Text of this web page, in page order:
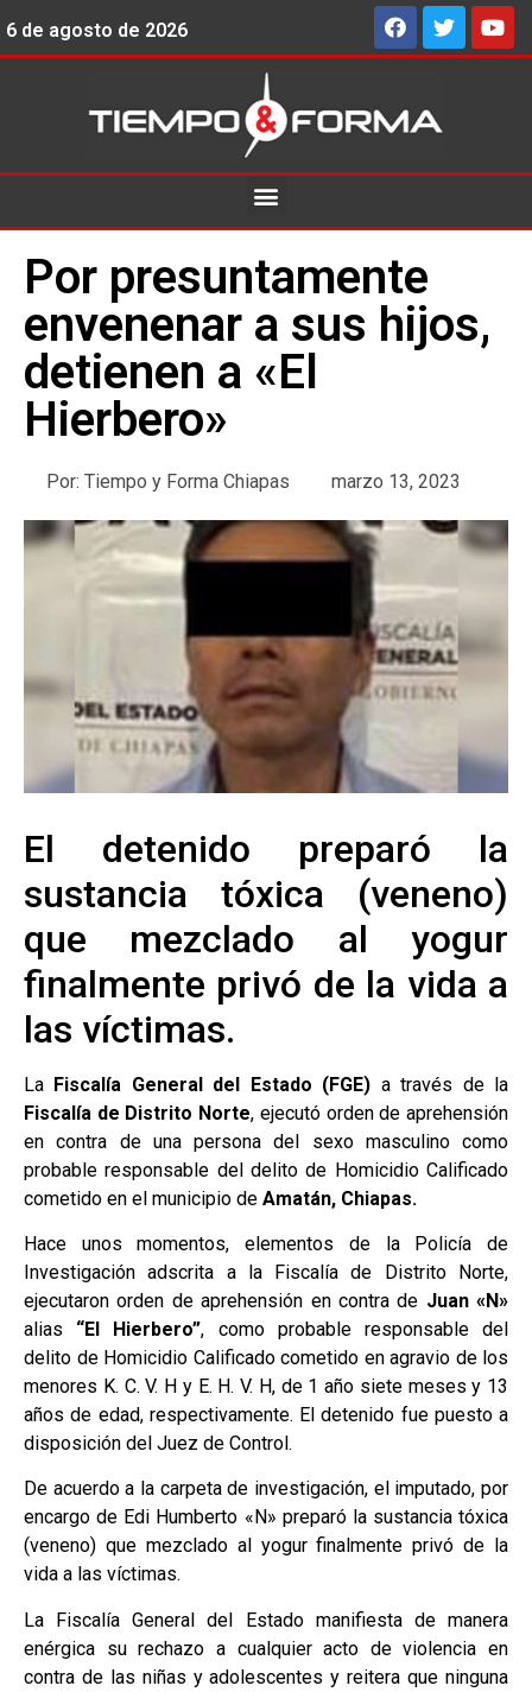
6 de agosto de 2026
Por presuntamente
envenenar a sus hijos,
detienen a «El
Hierbero»
Por: Tiempo y Forma Chiapas marzo 13, 2023
El detenido preparó la
sustancia tóxica (veneno)
que mezclado al yogur
finalmente privó de la vida a
las víctimas.
La Fiscalía General del Estado (FGE) a través de la
Fiscalía de Distrito Norte, ejecutó orden de aprehensión
en contra de una persona del sexo masculino como
probable responsable del delito de Homicidio Calificado
cometido en el municipio de Amatán, Chiapas.
Hace unos momentos, elementos de la Policía de
Investigación adscrita a la Fiscalía de Distrito Norte,
ejecutaron orden de aprehensión en contra de Juan «N»
alias “El Hierbero”, como probable responsable del
delito de Homicidio Calificado cometido en agravio de los
menores K. C. V. H y E. H. V. H, de 1 año siete meses y 13
años de edad, respectivamente. El detenido fue puesto a
disposición del Juez de Control.
De acuerdo a la carpeta de investigación, el imputado, por
encargo de Edi Humberto «N» preparó la sustancia tóxica
(veneno) que mezclado al yogur finalmente privó de la
vida a las víctimas.
La Fiscalía General del Estado manifiesta de manera
enérgica su rechazo a cualquier acto de violencia en
contra de las niñas y adolescentes y reitera que ninguna